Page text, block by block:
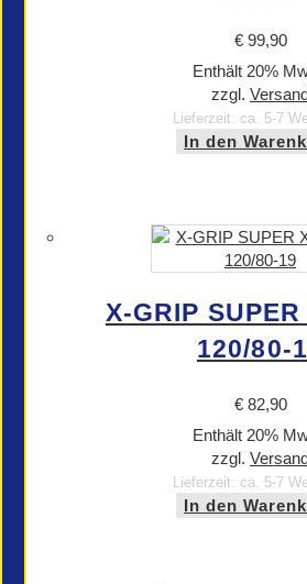
€99,90
Enthält 20%
zzgl.
Lieferzeit: ca. 5-7
In den
X-GRIP
120/80-
€82,90
Enthält 20%
zzgl.
Lieferzeit: ca. 5-7
In den